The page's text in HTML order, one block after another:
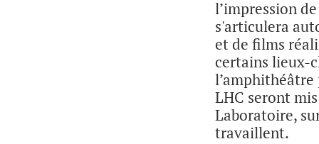
l’impression
s'articulera
et de films
certains lieux-
l’amphithéâtre
LHC seront
Laboratoire,
travaillent.